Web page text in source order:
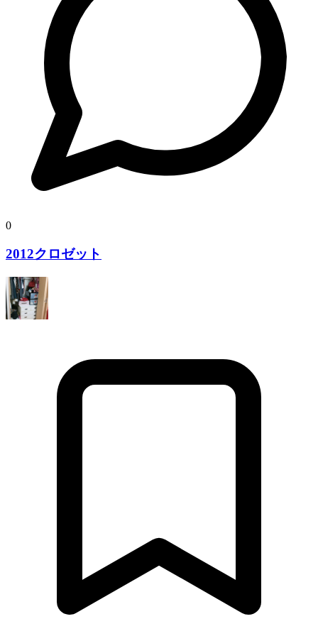
0
2012クロゼット